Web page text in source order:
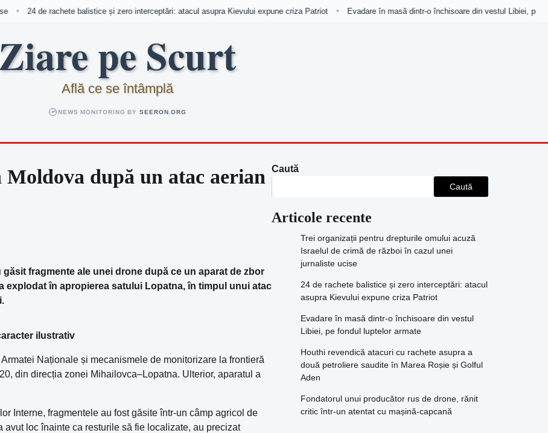
• 24 de rachete balistice și zero interceptări: atacul asupra Kievului expune criza Patriot Evadare în masă dintr-o închisoare din vestul Libiei, pe
Ziare pe Scurt
Află ce se întâmplă
NEWS MONITORING BYSEERON.ORG
după un atac aerian
fragmente ale unei drone după ce un aparat de zbor
explodat în apropierea satului Lopatna, în timpul unui atac
ilustrativ
Naționale și mecanismele de monitorizare la frontieră
din direcția zonei Mihailovca–Lopatna. Ulterior, aparatul a
Interne, fragmentele au fost găsite într-un câmp agricol de
loc înainte ca resturile să fie localizate, au precizat
Caută
Caută
Articole recente
Trei organizații pentru drepturile omului acuză
Israelul de crimă de război în cazul unei
jurnaliste ucise
24 de rachete balistice și zero interceptări: atacul
asupra Kievului expune criza Patriot
Evadare în masă dintr-o închisoare din vestul
Libiei, pe fondul luptelor armate
Houthi revendică atacuri cu rachete asupra a
două petroliere saudite în Marea Roșie și Golful
Aden
Fondatorul unui producător rus de drone, rănit
critic într-un atentat cu mașină-capcană